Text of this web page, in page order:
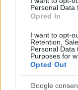
Personal Data
Opted In
I want to opt-
Retention,
Personal Data
Purposes for
Opted Out
Google
le őket a
háborús
szerint
nyilvános
A Tett és